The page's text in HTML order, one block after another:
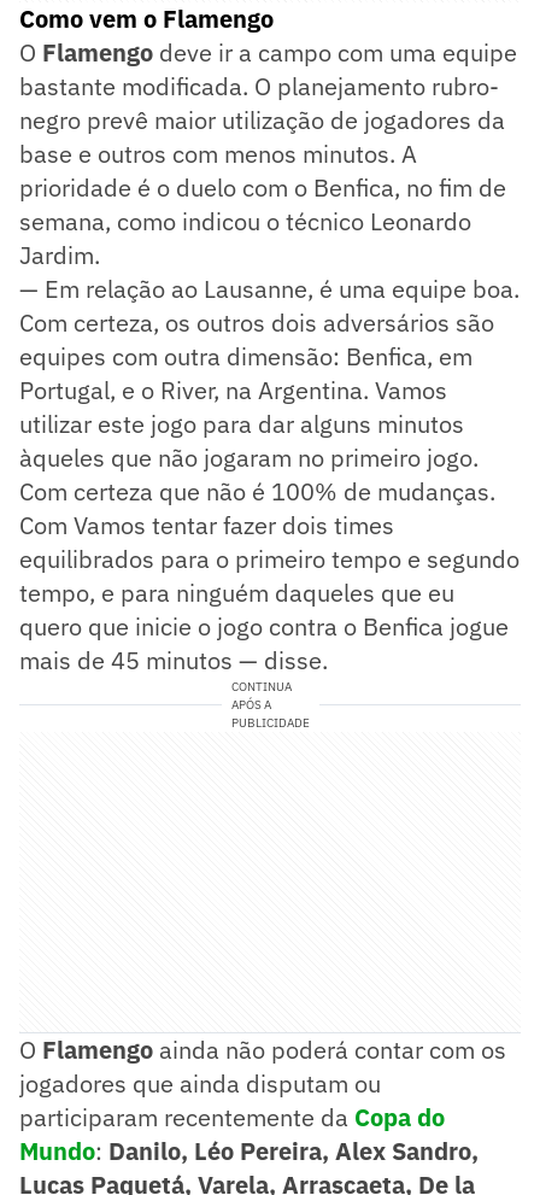
Como vem o Flamengo
O Flamengo deve ir a campo com uma equipe
bastante modificada. O planejamento rubro-
negro prevê maior utilização de jogadores da
base e outros com menos minutos. A
prioridade é o duelo com o Benfica, no fim de
semana, como indicou o técnico Leonardo
Jardim.
— Em relação ao Lausanne, é uma equipe boa.
Com certeza, os outros dois adversários são
equipes com outra dimensão: Benfica, em
Portugal, e o River, na Argentina. Vamos
utilizar este jogo para dar alguns minutos
àqueles que não jogaram no primeiro jogo.
Com certeza que não é 100% de mudanças.
Com Vamos tentar fazer dois times
equilibrados para o primeiro tempo e segundo
tempo, e para ninguém daqueles que eu
quero que inicie o jogo contra o Benfica jogue
mais de 45 minutos — disse.
CONTINUA
APÓS A
PUBLICIDADE
O Flamengo ainda não poderá contar com os
jogadores que ainda disputam ou
participaram recentemente da Copa do
Mundo: Danilo, Léo Pereira, Alex Sandro,
Lucas Paquetá, Varela, Arrascaeta, De la